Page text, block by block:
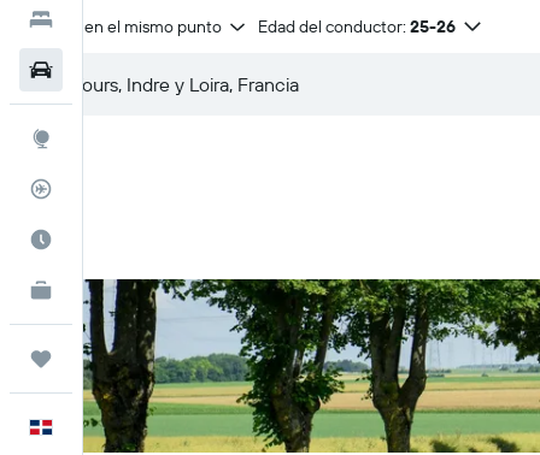
Hoteles
KAYAK for Business
NUEVO
Trips
Español
Entrega en el mismo punto Edad del conductor: 25-26